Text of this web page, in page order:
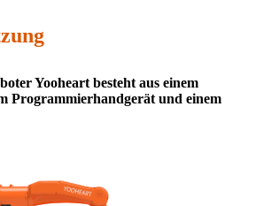
Yooheart besteht aus einem
Programmierhandgerät und einem